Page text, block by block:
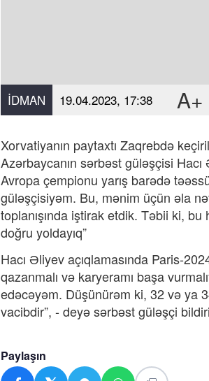
İDMAN 19.04.2023, 17:38 A+
Xorvatiyanın paytaxtı Zaqrebdə
Azərbaycanın sərbəst güləşçisi
Avropa çempionu yarış barədə
güləşçisiyəm. Bu, mənim üçün əla
toplanışında iştirak etdik. Təbii ki, bu
doğru yoldayıq”
Hacı Əliyev açıqlamasında Paris-
qazanmalı və karyeramı başa
edəcəyəm. Düşünürəm ki, 32 və ya
vacibdir”, - deyə sərbəst güləşçi
Paylaşın